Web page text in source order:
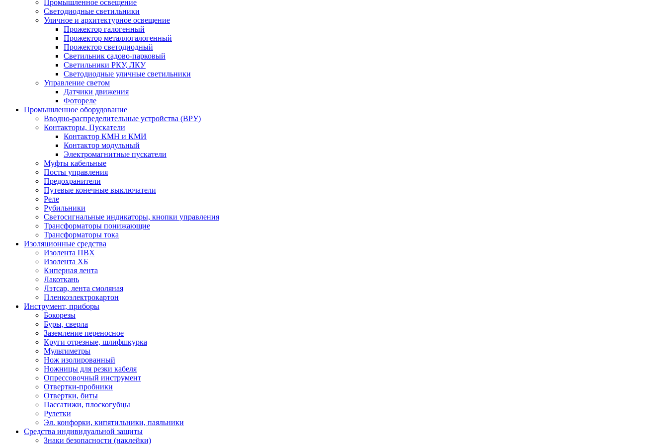
Промышленное освещение
Светодиодные светильники
Уличное и архитектурное освещение
Прожектор галогенный
Прожектор металлогалогенный
Прожектор светодиодный
Светильник садово-парковый
Светильники РКУ, ЛКУ
Светодиодные уличные светильники
Управление светом
Датчики движения
Фотореле
Промышленное оборудование
Вводно-распределительные устройства (ВРУ)
Контакторы, Пускатели
Контактор КМН и КМИ
Контактор модульный
Электромагнитные пускатели
Муфты кабельные
Посты управления
Предохранители
Путевые конечные выключатели
Реле
Рубильники
Светосигнальные индикаторы, кнопки управления
Трансформаторы понижающие
Трансформаторы тока
Изоляционные средства
Изолента ПВХ
Изолента ХБ
Киперная лента
Лакоткань
Лэтсар, лента смоляная
Пленкоэлектрокартон
Инструмент, приборы
Бокорезы
Буры, сверла
Заземление переносное
Круги отрезные, шлифшкурка
Мультиметры
Нож изолированный
Ножницы для резки кабеля
Опрессовочный инструмент
Отвертки-пробники
Отвертки, биты
Пассатижи, плоскогубцы
Рулетки
Эл. конфорки, кипятильники, паяльники
Средства индивидуальной защиты
Знаки безопасности (наклейки)